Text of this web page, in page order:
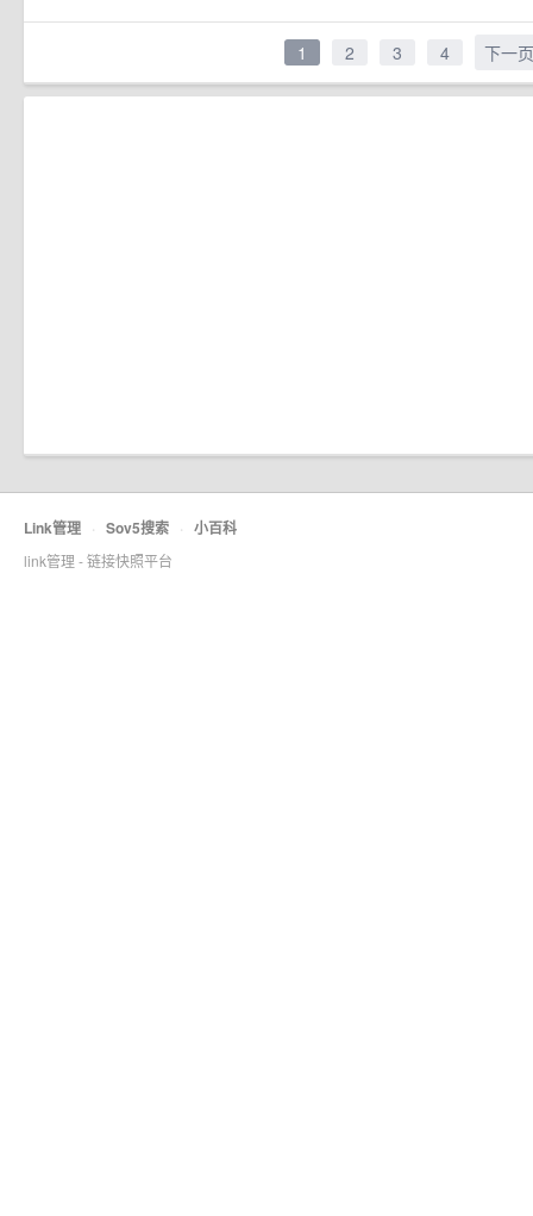
1 2 3 4 下一页
Link管理 · Sov5搜索 · 小百科
link管理 - 链接快照平台